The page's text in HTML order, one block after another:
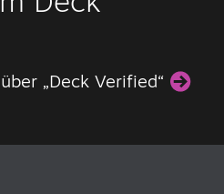
„Deck Verified“